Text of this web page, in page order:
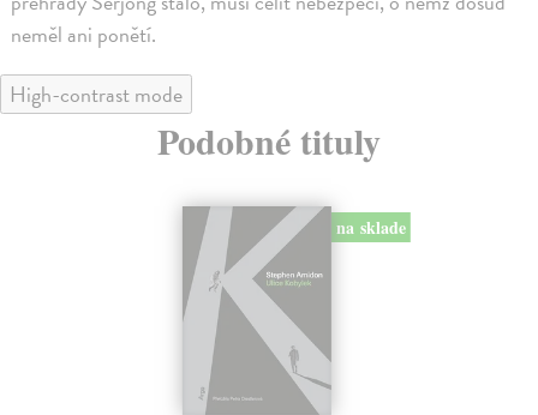
neměl ani ponětí.
High-contrast mode
Podobné tituly
na sklade